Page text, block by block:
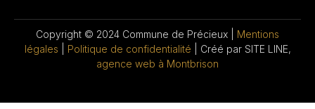
Copyright © 2024 Commune de Précieux | Mentions
légales
Politique de confidentialité | Créé par SITE LINE,
agence web à Montbrison